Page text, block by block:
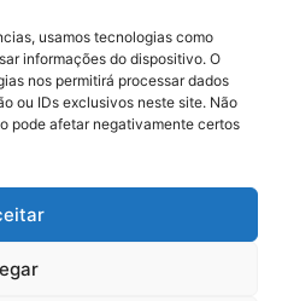
usamos tecnologias como
informações do dispositivo. O
nos permitirá processar dados
ou IDs exclusivos neste site. Não
pode afetar negativamente certos
ou e-mails sejam
Também
com a Política